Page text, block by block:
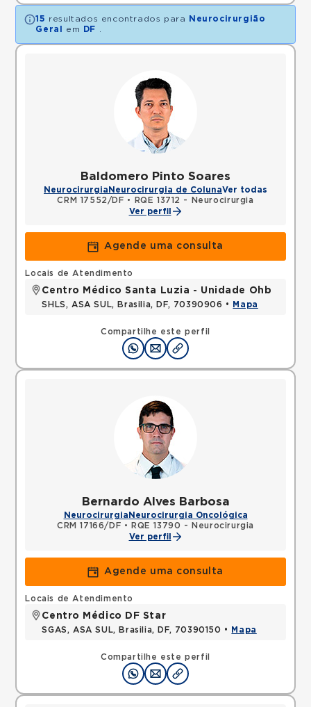
15 resultados encontrados para
Neurocirurgião
Geral
em DF
Baldomero Pinto Soares
Neurocirurgia Neurocirurgia de ColunaVer todas
CRM 17552/DF •
RQE 13712 - Neurocirurgia
Ver perfil
Agende uma consulta
Compartilhe este perfil
Locais de Atendimento
Centro Médico Santa Luzia - Unidade Ohb
SHLS, ASA SUL, Brasilia, DF, 70390906 • Mapa
Bernardo Alves Barbosa
Neurocirurgia Neurocirurgia Oncológica
CRM 17166/DF •
RQE 13790 - Neurocirurgia
Ver perfil
Agende uma consulta
Compartilhe este perfil
Locais de Atendimento
Centro Médico DF Star
SGAS, ASA SUL, Brasilia, DF, 70390150 • Mapa